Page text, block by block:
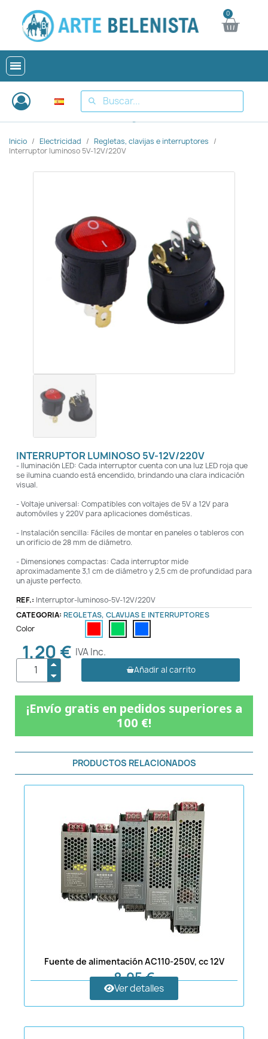
Inicio Electricidad
Regletas, clavijas e interruptores
Interruptor luminoso 5V-12V/220V
INTERRUPTOR LUMINOSO 5V-12V/220V
- Iluminación LED: Cada interruptor cuenta con una luz LED roja que
se ilumina cuando está encendido, brindando una clara indicación
visual.
- Voltaje universal: Compatibles con voltajes de 5V a 12V para
automóviles y 220V para aplicaciones domésticas.
- Instalación sencilla: Fáciles de montar en paneles o tableros con
un orificio de 28 mm de diámetro.
- Dimensiones compactas: Cada interruptor mide
aproximadamente 3,1 cm de diámetro y 2,5 cm de profundidad para
un ajuste perfecto.
REF.: Interruptor-luminoso-5V-12V/220V
CATEGORIA: REGLETAS, CLAVIJAS E INTERRUPTORES
Color
1,20 € IVA Inc.
Añadir al carrito
¡Envío gratis en pedidos superiores a
100 €!
PRODUCTOS RELACIONADOS
Fuente de alimentación AC110-250V, cc 12V
8,95 €
Ver detalles